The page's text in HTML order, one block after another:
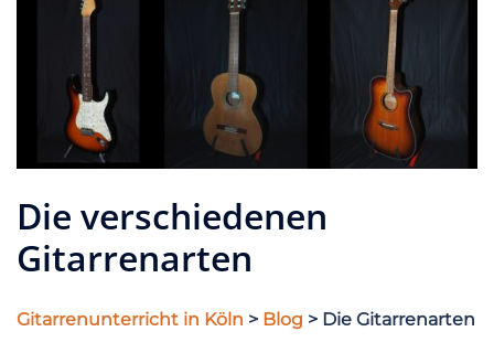
Die verschiedenen
Gitarrenarten
Gitarrenunterricht in Köln > Blog > Die Gitarrenarten